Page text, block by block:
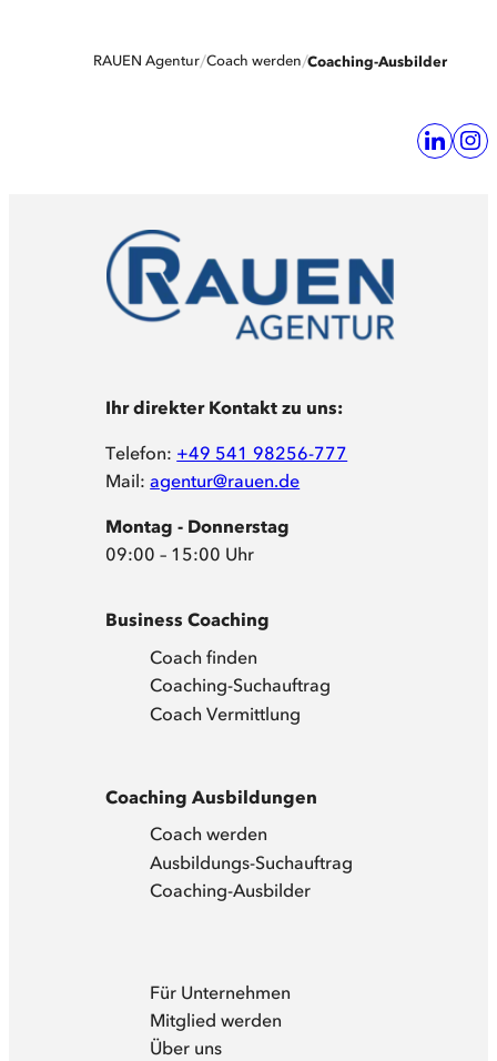
RAUEN Agentur Coach werden Coaching-Ausbilder
Ihr direkter Kontakt zu uns:
Telefon: +49 541 98256-777
Mail:agentur@rauen.de
Montag - Donnerstag
09:00 – 15:00 Uhr
Business Coaching
Coach finden
Coaching-Suchauftrag
Coach Vermittlung
Coaching Ausbildungen
Coach werden
Ausbildungs-Suchauftrag
Coaching-Ausbilder
Für Unternehmen
Mitglied werden
Über uns